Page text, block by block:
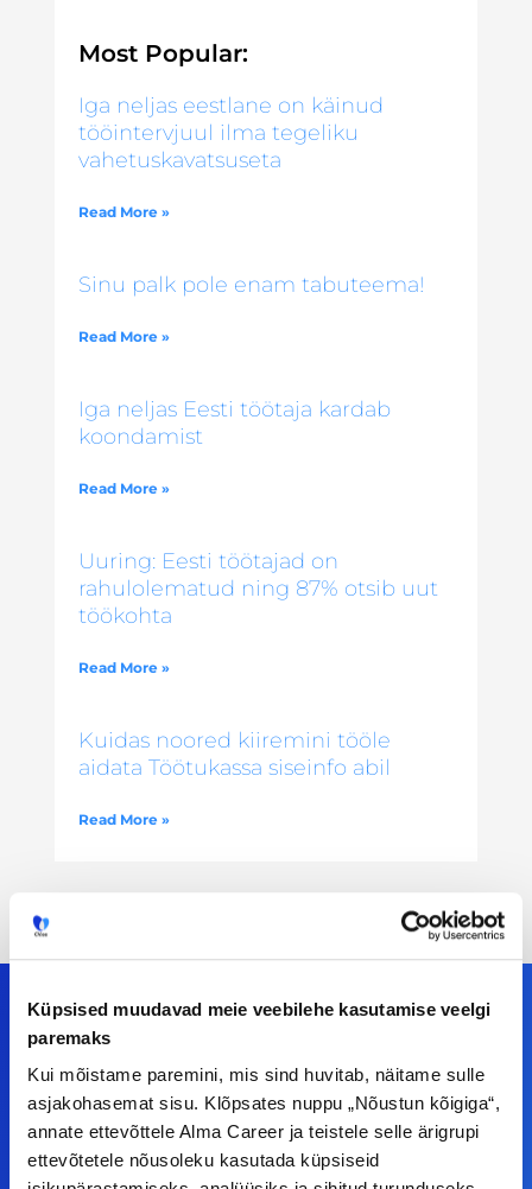
Küpsised muudavad meie veebilehe kasutamise veelgi
paremaks
Kui mõistame paremini, mis sind huvitab, näitame sulle
asjakohasemat sisu. Klõpsates nuppu „Nõustun kõigiga“,
annate ettevõttele Alma Career ja teistele selle ärigrupi
ettevõtetele nõusoleku kasutada küpsiseid
Most Popular:
Iga neljas eestlane on käinud
tööintervjuul ilma tegeliku
vahetuskavatsuseta
Read More »
Sinu palk pole enam tabuteema!
Read More »
Iga neljas Eesti töötaja kardab
koondamist
Read More »
Uuring: Eesti töötajad on
rahulolematud ning 87% otsib uut
töökohta
Read More »
Kuidas noored kiiremini tööle
aidata Töötukassa siseinfo abil
Read More »
Meiega leiad!
Tööelublogi.ee lehelt leiad kõik vajaliku, et olla
kursis tööturu uudistega. Kui sul on